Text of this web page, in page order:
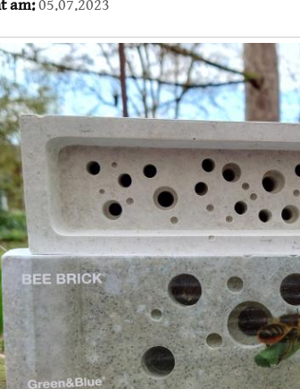
am:05.07.2023